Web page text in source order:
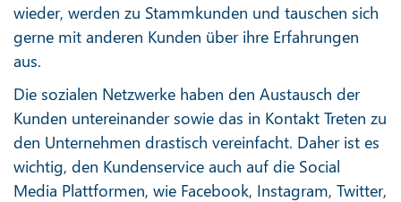
wieder, werden zu Stammkunden und tauschen sich
gerne mit anderen Kunden über ihre Erfahrungen
aus.
Die sozialen Netzwerke haben den Austausch der
Kunden untereinander sowie das in Kontakt Treten zu
den Unternehmen drastisch vereinfacht. Daher ist es
wichtig, den Kundenservice auch auf die Social
Media Plattformen, wie Facebook, Instagram, Twitter,